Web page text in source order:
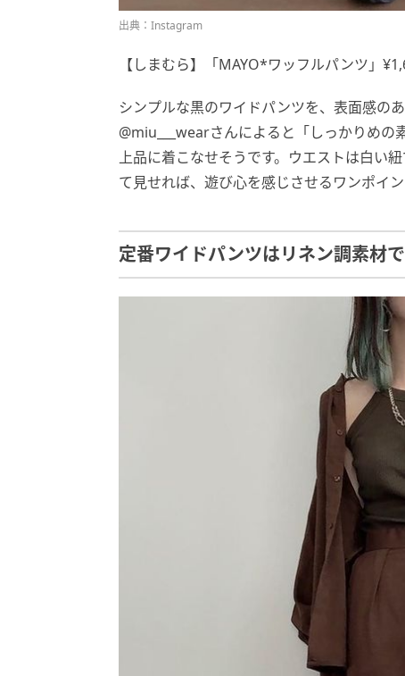
出典：Instagram
【しまむら】「MAYO*ワッフルパンツ」
シンプルな黒のワイドパンツを、表面感の
@miu___wearさんによると「しっかりめの
上品に着こなせそうです。ウエストは白い
て見せれば、遊び心を感じさせるワンポイン
定番ワイドパンツはリネン調素材